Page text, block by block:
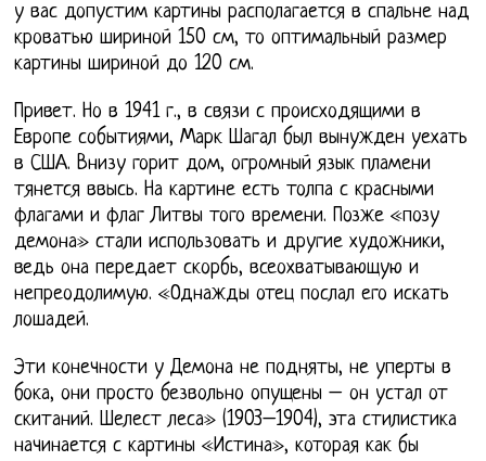
у вас допустим картины располагается в спальне над
кроватью шириной 150 см, то оптимальный размер
картины шириной до 120 см.
Привет. Но в 1941 г., в связи с происходящими в
Европе событиями, Марк Шагал был вынужден уехать
в США. Внизу горит дом, огромный язык пламени
тянется ввысь. На картине есть толпа с красными
флагами и флаг Литвы того времени. Позже «позу
демона» стали использовать и другие художники,
ведь она передает скорбь, всеохватывающую и
непреодолимую. «Однажды отец послал его искать
лошадей.
Эти конечности у Демона не подняты, не уперты в
бока, они просто безвольно опущены – он устал от
скитаний. Шелест леса» (1903–1904), эта стилистика
начинается с картины «Истина», которая как бы